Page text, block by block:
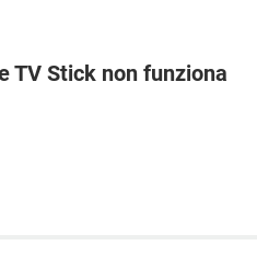
TV Stick non funziona